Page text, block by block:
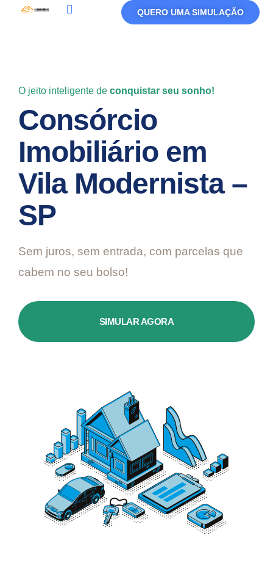
QUERO UMA SIMULAÇÃO
O jeito inteligente de conquistar seu sonho!
Consórcio
Imobiliário em
Vila Modernista –
SP
Sem juros, sem entrada, com parcelas que
cabem no seu bolso!
SIMULAR AGORA